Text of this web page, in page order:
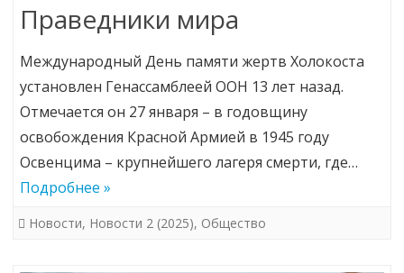
Праведники мира
Международный День памяти жертв Холокоста
установлен Генассамблеей ООН 13 лет назад.
Отмечается он 27 января – в годовщину
освобождения Красной Армией в 1945 году
Освенцима – крупнейшего лагеря смерти, где…
Подробнее »
Новости, Новости 2 (2025), Общество